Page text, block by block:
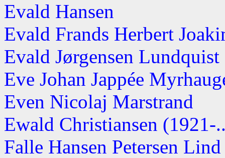
Evald Hansen
Evald Frands Herbert
Evald Jørgensen
Eve Johan Jappée
Even Nicolaj Marstrand
Ewald Christiansen (1921-
Falle Hansen Petersen Lind